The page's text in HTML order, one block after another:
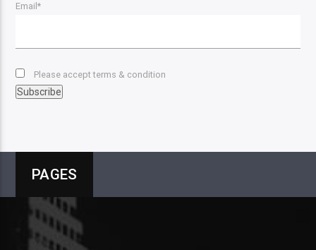
Email*
Please accept terms & condition
PAGES